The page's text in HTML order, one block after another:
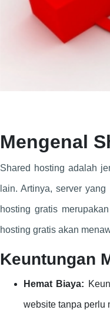
Mengenal
Shared hosting adalah
lain. Artinya, server
hosting gratis
hosting gratis akan
Keuntungan
Hemat Biaya:
website tanpa perlu